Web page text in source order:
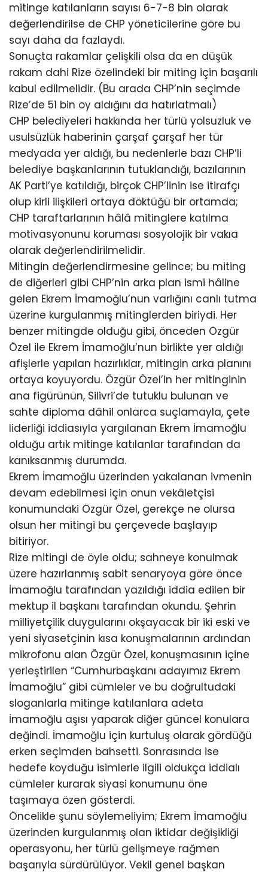
mitinge katılanların sayısı 6-7-8 bin olarak
değerlendirilse de CHP yöneticilerine göre bu
sayı daha da fazlaydı.
Sonuçta rakamlar çelişkili olsa da en düşük
rakam dahi Rize özelindeki bir miting için başarılı
kabul edilmelidir. (Bu arada CHP’nin seçimde
Rize’de 51 bin oy aldığını da hatırlatmalı)
CHP belediyeleri hakkında her türlü yolsuzluk ve
usulsüzlük haberinin çarşaf çarşaf her tür
medyada yer aldığı, bu nedenlerle bazı CHP’li
belediye başkanlarının tutuklandığı, bazılarının
AK Parti’ye katıldığı, birçok CHP’linin ise itirafçı
olup kirli ilişkileri ortaya döktüğü bir ortamda;
CHP taraftarlarının hâlâ mitinglere katılma
motivasyonunu koruması sosyolojik bir vakıa
olarak değerlendirilmelidir.
Mitingin değerlendirmesine gelince; bu miting
de diğerleri gibi CHP’nin arka plan ismi hâline
gelen Ekrem İmamoğlu’nun varlığını canlı tutma
üzerine kurgulanmış mitinglerden biriydi. Her
benzer mitingde olduğu gibi, önceden Özgür
Özel ile Ekrem İmamoğlu’nun birlikte yer aldığı
afişlerle yapılan hazırlıklar, mitingin arka planını
ortaya koyuyordu. Özgür Özel’in her mitinginin
ana figürünün, Silivri’de tutuklu bulunan ve
sahte diploma dâhil onlarca suçlamayla, çete
liderliği iddiasıyla yargılanan Ekrem İmamoğlu
olduğu artık mitinge katılanlar tarafından da
kanıksanmış durumda.
Ekrem İmamoğlu üzerinden yakalanan ivmenin
devam edebilmesi için onun vekâletçisi
konumundaki Özgür Özel, gerekçe ne olursa
olsun her mitingi bu çerçevede başlayıp
bitiriyor.
Rize mitingi de öyle oldu; sahneye konulmak
üzere hazırlanmış sabit senaryoya göre önce
İmamoğlu tarafından yazıldığı iddia edilen bir
mektup il başkanı tarafından okundu. Şehrin
milliyetçilik duygularını okşayacak bir iki eski ve
yeni siyasetçinin kısa konuşmalarının ardından
mikrofonu alan Özgür Özel, konuşmasının içine
yerleştirilen “Cumhurbaşkanı adayımız Ekrem
İmamoğlu” gibi cümleler ve bu doğrultudaki
sloganlarla mitinge katılanlara adeta
İmamoğlu aşısı yaparak diğer güncel konulara
değindi. İmamoğlu için kurtuluş olarak gördüğü
erken seçimden bahsetti. Sonrasında ise
hedefe koyduğu isimlerle ilgili oldukça iddialı
cümleler kurarak siyasi konumunu öne
taşımaya özen gösterdi.
Öncelikle şunu söylemeliyim; Ekrem İmamoğlu
üzerinden kurgulanmış olan iktidar değişikliği
operasyonu, her türlü gelişmeye rağmen
başarıyla sürdürülüyor. Vekil genel başkan